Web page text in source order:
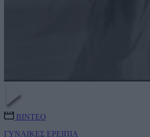
ΒΙΝΤΕΟ
ΓΥΝΑΙΚΕΣ ΕΡΕΙΠΙΑ